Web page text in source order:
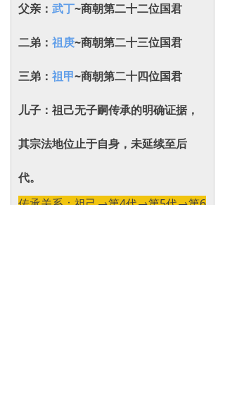
父亲： 武丁~商朝第二十二位国君
二弟： 祖庚~商朝第二十三位国君
三弟： 祖甲~商朝第二十四位国君
儿子：祖己无子嗣传承的明确证据，
其宗法地位止于自身，未延续至后
代‌。
传承关系：祖己→第4代→第5代→第6